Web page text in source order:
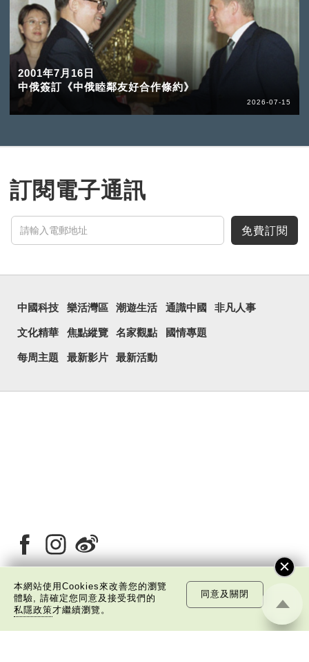
2001年7月16日
中俄簽訂《中俄睦鄰友好合作條約》
2026-07-15
訂閱電子通訊
免費訂閱
中國科技 樂活灣區 潮遊生活 通識中國 非凡人事
文化精華 焦點縱覽 名家觀點 國情專題
每周主題 最新影片 最新活動
關於我們 版權告示 私隱政策聲明 免責聲明
本網站使用Cookies來改善您的瀏覽
體驗, 請確定您同意及接受我們的
私隱政策才繼續瀏覽。
同意及關閉